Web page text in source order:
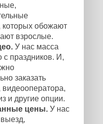
обожают
взрослые.
У нас масса
праздников. И,
заказать
и другие опции.
цены. У нас